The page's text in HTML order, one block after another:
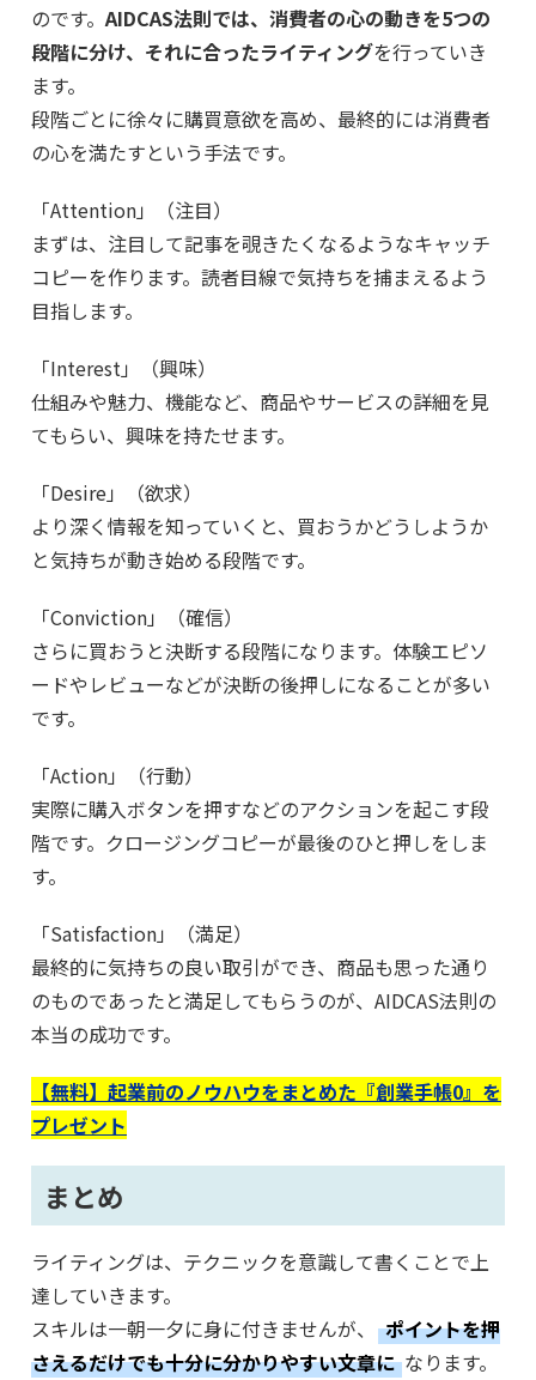
のです。AIDCAS法則では、消費者の心の動きを5つの
段階に分け、それに合ったライティングを行っていき
ます。
段階ごとに徐々に購買意欲を高め、最終的には消費者
の心を満たすという手法です。
「Attention」（注目）
まずは、注目して記事を覗きたくなるようなキャッチ
コピーを作ります。読者目線で気持ちを捕まえるよう
目指します。
「Interest」（興味）
仕組みや魅力、機能など、商品やサービスの詳細を見
てもらい、興味を持たせます。
「Desire」（欲求）
より深く情報を知っていくと、買おうかどうしようか
と気持ちが動き始める段階です。
「Conviction」（確信）
さらに買おうと決断する段階になります。体験エピソ
ードやレビューなどが決断の後押しになることが多い
です。
「Action」（行動）
実際に購入ボタンを押すなどのアクションを起こす段
階です。クロージングコピーが最後のひと押しをしま
す。
「Satisfaction」（満足）
最終的に気持ちの良い取引ができ、商品も思った通り
のものであったと満足してもらうのが、AIDCAS法則の
本当の成功です。
【無料】起業前のノウハウをまとめた『創業手帳0』を
プレゼント
まとめ
ライティングは、テクニックを意識して書くことで上
達していきます。
スキルは一朝一夕に身に付きませんが、
ポイントを押
さえるだけでも十分に分かりやすい文章に なります。